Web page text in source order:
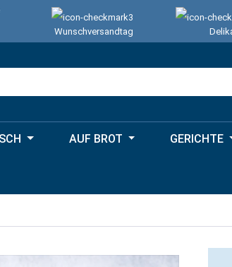
Wunschversandtag
AUF BROT GERICHTE